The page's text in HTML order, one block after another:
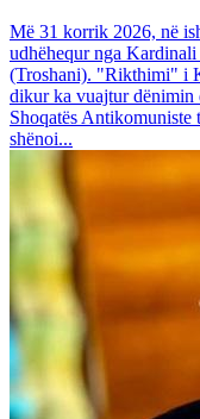
Më 31 korrik 2026, në
udhëhequr nga
(Troshani). "Rikthimi" i
dikur ka vuajtur dënimin
Shoqatës Antikomuniste
shënoi...